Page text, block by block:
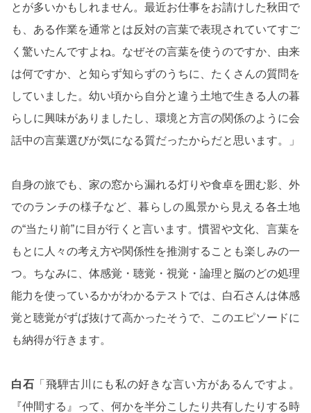
とが多いかもしれません。最近お仕事をお請けした秋田で
も、ある作業を通常とは反対の言葉で表現されていてすご
く驚いたんですよね。なぜその言葉を使うのですか、由来
は何ですか、と知らず知らずのうちに、たくさんの質問を
していました。幼い頃から自分と違う土地で生きる人の暮
らしに興味がありましたし、環境と方言の関係のように会
話中の言葉選びが気になる質だったからだと思います。」
自身の旅でも、家の窓から漏れる灯りや食卓を囲む影、外
でのランチの様子など、暮らしの風景から見える各土地
の“当たり前”に目が行くと言います。慣習や文化、言葉を
もとに人々の考え方や関係性を推測することも楽しみの一
つ。ちなみに、体感覚・聴覚・視覚・論理と脳のどの処理
能力を使っているかがわかるテストでは、白石さんは体感
覚と聴覚がずば抜けて高かったそうで、このエピソードに
も納得が行きます。
白石 「飛騨古川にも私の好きな言い方があるんですよ。
『仲間する』って、何かを半分こしたり共有したりする時